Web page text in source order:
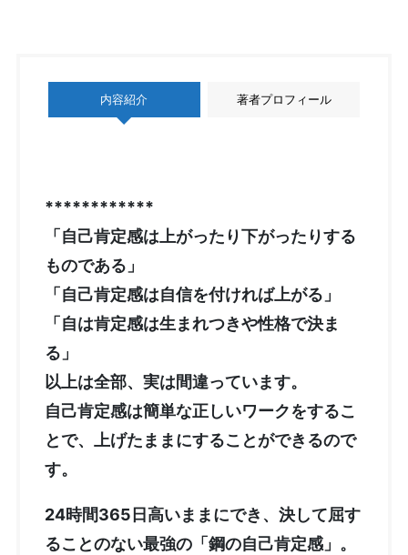
内容紹介 著者プロフィール
************
「自己肯定感は上がったり下がったりする
ものである」
「自己肯定感は自信を付ければ上がる」
「自は肯定感は生まれつきや性格で決ま
る」
以上は全部、実は間違っています。
自己肯定感は簡単な正しいワークをするこ
とで、上げたままにすることができるので
す。
24時間365日高いままにでき、決して屈す
ることのない最強の「鋼の自己肯定感」。